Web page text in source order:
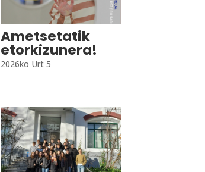
Ametsetatik
etorkizunera!
2026ko Urt 5